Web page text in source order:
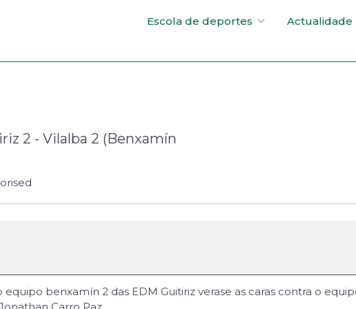
Escola de deportes Actualidade
2 - Vilalba 2 (Benxamín
equipo benxamín 2 das EDM Guitiriz verase as caras contra o